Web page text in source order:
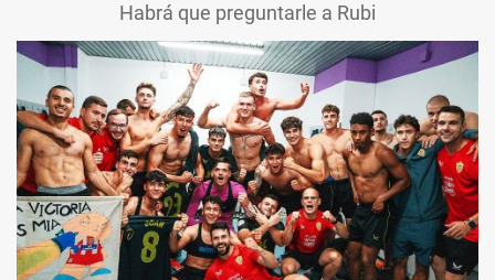
Habrá que preguntarle a Rubi